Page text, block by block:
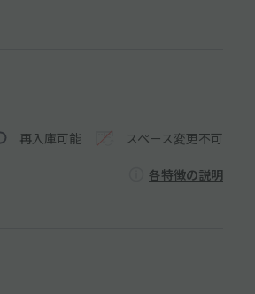
再入庫可能 スペース変更不可
各特徴の説明